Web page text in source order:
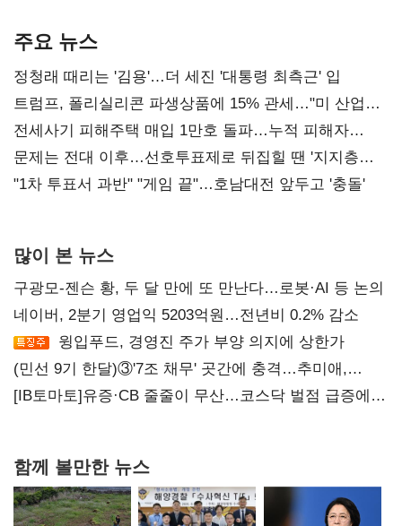
주요 뉴스
정청래 때리는 '김용'…더 세진 '대통령 최측근' 입
트럼프, 폴리실리콘 파생상품에 15% 관세…"미 산업
재건"
전세사기 피해주택 매입 1만호 돌파…누적 피해자
4만278명
문제는 전대 이후…선호투표제로 뒤집힐 땐 '지지층
불복'
"1차 투표서 과반" "게임 끝"…호남대전 앞두고 '충돌'
많이 본 뉴스
구광모-젠슨 황, 두 달 만에 또 만난다…로봇·AI 등 논의
네이버, 2분기 영업익 5203억원…전년비 0.2% 감소
윙입푸드, 경영진 주가 부양 의지에 상한가
(민선 9기 한달)③'7조 채무' 곳간에 충격…추미애,
20년만에 '비상재정' 선언 승부수
[IB토마토]유증·CB 줄줄이 무산…코스닥 벌점 급증에
함께 볼만한 뉴스